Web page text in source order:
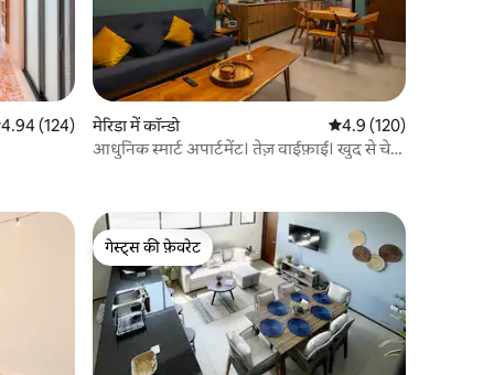
रेटिंग 5 में से 4.94, 124 समीक्षाएँ
4.94 (124)
मेरिडा में कॉन्डो औसत रेटिंग 5 में से 4.9,
4.9 (120)
आधुनिक स्मार्ट अपार्टमेंट। तेज़ वाईफ़ाई। खुद से चेक
गेस्ट्स की फ़ेवरेट
गेस्ट्स की फ़ेवरेट